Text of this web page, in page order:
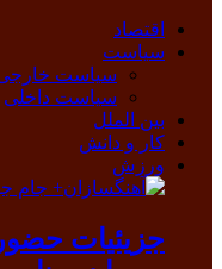
اقتصاد
سیاست
سیاست
سیاست داخلی
بین الملل
کار و دانش
ورزش
جزیئیات